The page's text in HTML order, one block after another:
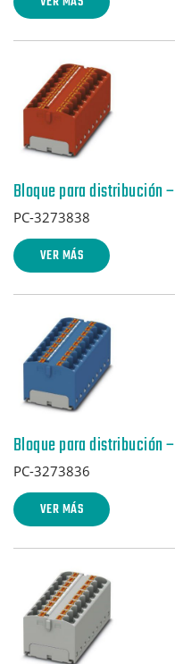
Bloque para distribución –
PC-3273838
VER MÁS
Bloque para distribución –
PC-3273836
VER MÁS